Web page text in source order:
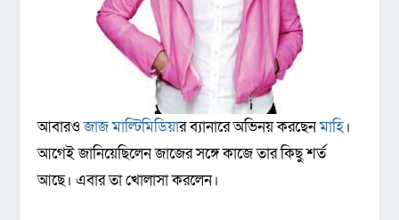
আবারওজাজ মাল্টিমিডিয়ার ব্যানারে অভিনয় করছেনমাহি।
আগেই জানিয়েছিলেন জাজের সঙ্গে কাজে তার কিছু শর্ত
আছে। এবার তা খোলাসা করলেন।